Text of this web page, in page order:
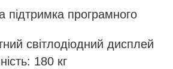
підтримка програмного
світлодіодний дисплей
180 кг